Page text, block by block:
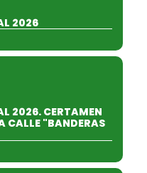
2026
2026. CERTAMEN
CALLE "BANDERAS